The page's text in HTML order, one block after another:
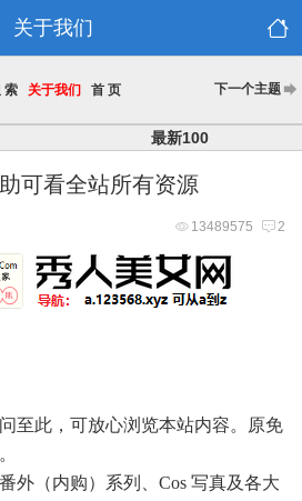
关于我们
索 关于我们 首 页 下一个主题
最新100
可看全站所有资源
13489575 2
至此，可放心浏览本站内容。原免
外（内购）系列、Cos 写真及各大